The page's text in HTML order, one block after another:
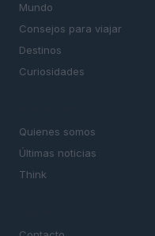
Mundo
Consejos para viajar
Destinos
Curiosidades
Quienes somos
Últimas noticias
Think